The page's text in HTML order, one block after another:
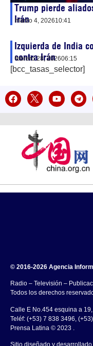
Trump pierde
Irán
marzo 4, 202610:41
Izquierda de India
contra Irán
febrero 28, 202606:15
[bcc_tasas_selector]
© 2016-2026 Agencia
Radio – Televisión –
Todos los derechos
Calle E No.454 esquina a
Teléf: (+53) 7 838 3496,
Prensa Latina © 2023 .
Sitio diseñado y